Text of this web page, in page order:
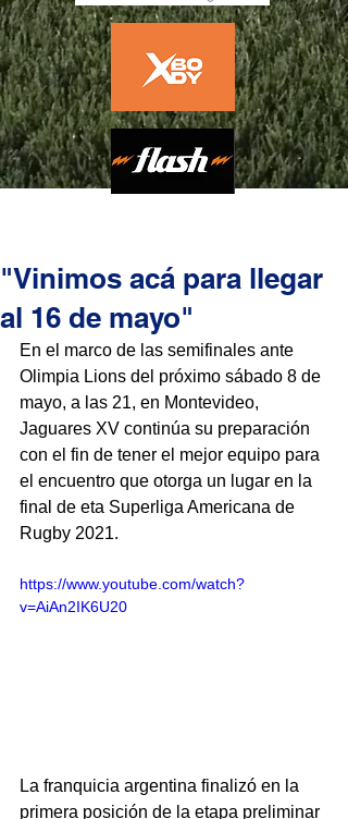
"Vinimos acá para llegar
al 16 de mayo"
En el marco de las semifinales ante
Olimpia Lions del próximo sábado 8 de
mayo, a las 21, en Montevideo,
Jaguares XV continúa su preparación
con el fin de tener el mejor equipo para
el encuentro que otorga un lugar en la
final de eta Superliga Americana de
Rugby 2021.
https://www.youtube.com/watch?
v=AiAn2IK6U20
La franquicia argentina finalizó en la
primera posición de la etapa preliminar